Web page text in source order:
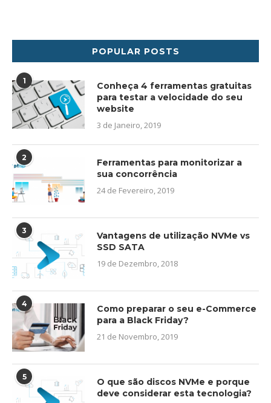
POPULAR POSTS
1
Conheça 4 ferramentas gratuitas
para testar a velocidade do seu
website
3 de Janeiro, 2019
2
Ferramentas para monitorizar a
sua concorrência
24 de Fevereiro, 2019
3
Vantagens de utilização NVMe vs
SSD SATA
19 de Dezembro, 2018
4
Como preparar o seu e-Commerce
para a Black Friday?
21 de Novembro, 2019
5
O que são discos NVMe e porque
deve considerar esta tecnologia?